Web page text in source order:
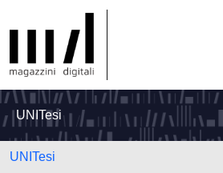
UNITesi
UNITesi